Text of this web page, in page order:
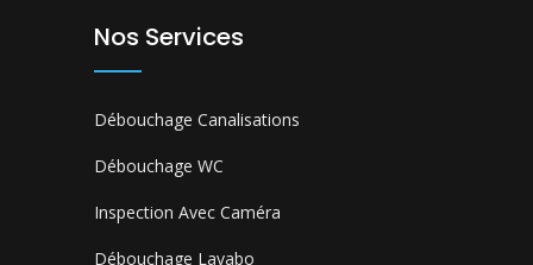
Nos Services
Débouchage Canalisations
Débouchage WC
Inspection Avec Caméra
Débouchage Lavabo